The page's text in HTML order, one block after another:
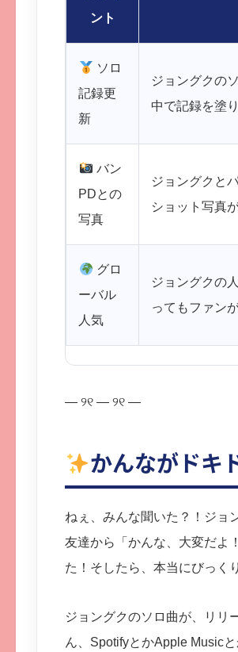
ント
ソロ
記録更
新
ジョングクの
中で記録を塗
バン
PDとの
写真
ジョングクと
ショット写真
グロ
ーバル
人気
ジョングクの
ってもファン
— ୨୧ — ୨୧ —
かんながドキ
ねぇ、みんな聞いた？！ジョ
友達から「かんな、大変だよ
た！そしたら、本当にびっく
ジョングクのソロ曲が、リリ
ん、SpotifyとかApple Music